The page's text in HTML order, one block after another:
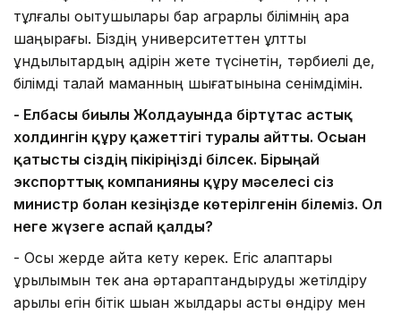
тұлғалы оқытушылары бар аграрлық білімнің қара
шаңырағы. Біздің университеттен ұлттық
құндылықтардың қадірін жете түсінетін, тәрбиелі де,
білімді талай маманның шығатынына сенімдімін.
- Елбасы биылғы Жолдауында біртұтас астық
холдингін құру қажеттігі туралы айтты. Осыған
қатысты сіздің пікіріңізді білсек. Бірыңғай
экспорттық компанияны құру мәселесі сіз
министр болған кезіңізде көтерілгенін білеміз. Ол
неге жүзеге аспай қалды?
- Осы жерде айта кету керек. Егіс алқаптары
құрылымын тек қана әртараптандыруды жетілдіру
арқылы егін бітік шыққан жылдары астық өндіру мен